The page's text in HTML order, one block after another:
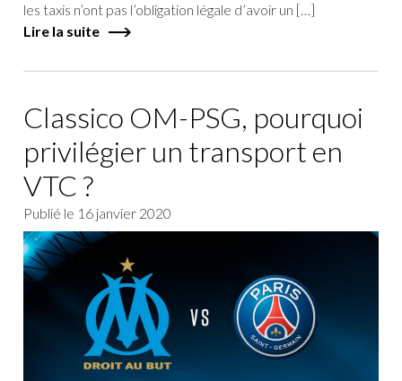
les taxis n’ont pas l’obligation légale d’avoir un […]
Lire la suite
Classico OM-PSG, pourquoi
privilégier un transport en
VTC ?
Publié le 16 janvier 2020